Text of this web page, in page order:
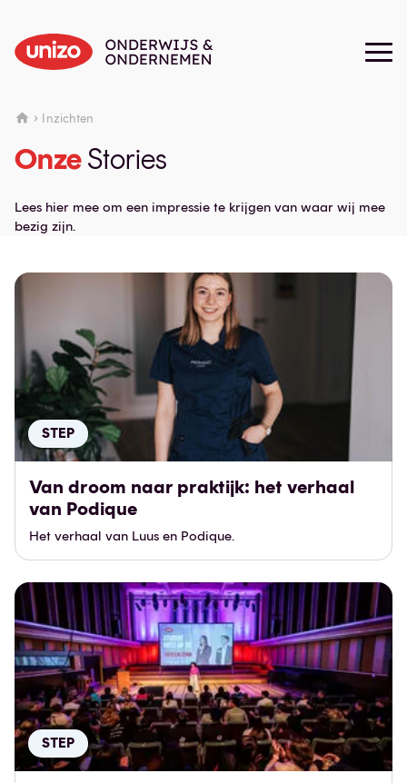
Inzichten
OnzeStories
Lees hier mee om een impressie te krijgen van waar wij mee
bezig zijn.
STEP
Van droom naar praktijk: het verhaal
van Podique
Het verhaal van Luus en Podique.
STEP